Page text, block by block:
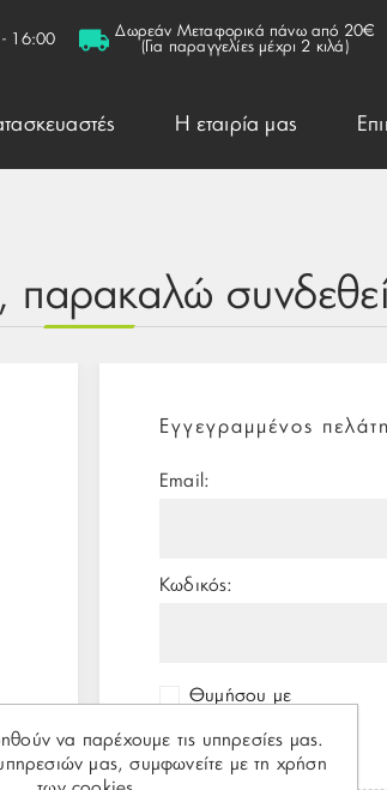
16:00
Δωρεάν Μεταφορικά πάνω από 20€
(Για παραγγελίες μέχρι 2 κιλά)
Η εταιρία μας
παρακαλώ
Εγγεγραμμένος
Email:
Κωδικός:
Θυμήσου με
να παρέχουμε τις υπηρεσίες μας.
μας, συμφωνείτε με τη χρήση